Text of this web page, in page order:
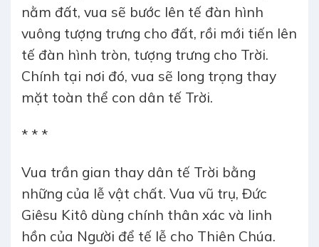
nằm đất, vua sẽ bước lên tế đàn hình
vuông tượng trưng cho đất, rồi mới tiến lên
tế đàn hình tròn, tượng trưng cho Trời.
Chính tại nơi đó, vua sẽ long trọng thay
mặt toàn thể con dân tế Trời.
* * *
Vua trần gian thay dân tế Trời bằng
những của lễ vật chất. Vua vũ trụ, Đức
Giêsu Kitô dùng chính thân xác và linh
hồn của Người để tế lễ cho Thiên Chúa.